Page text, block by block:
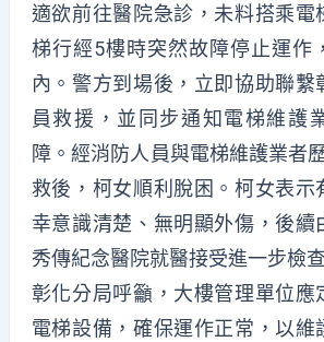
適欲前往醫院急診，未料搭乘電
梯行經5樓時突然故障停止運作
內。警方到場後，立即協助聯繫
員救援，並同步通知電梯維護
障。經消防人員與電梯維護業者
救後，柯女順利脫困。柯女表示
幸意識清楚、無明顯外傷，後續
秀傳紀念醫院就醫接受進一步檢
彰化分局呼籲，大樓管理單位應
電梯設備，確保運作正常，以維